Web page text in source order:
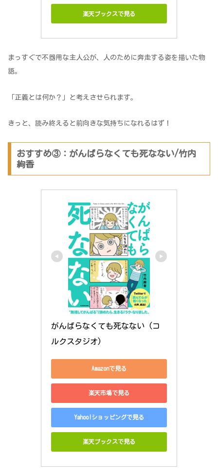
楽天ブックスで見る
まっすぐで不器用な主人公が、人のために奔走する姿を描いた物
語。
「正義とは何か？」と考えさせられます。
きっと、読み終えると前向きな気持ちになれるはず！
おすすめ③：がんばらなくても死なない/竹内
絢香
がんばらなくても死なない (コ
ルクスタジオ)
Amazonで見る
楽天市場で見る
Yahoo!ショッピングで見る
楽天ブックスで見る